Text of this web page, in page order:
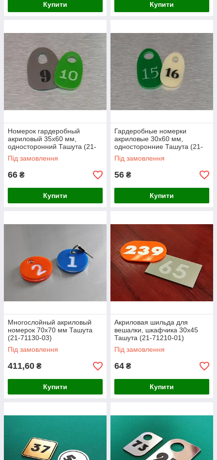
Купити Купити
Номерок гардеробный
акриловый 35х60 мм,
односторонний Ташута (21-
71050-04)
Під замовлення
66 ₴
Купити
Гардеробные номерки
акриловые 30х60 мм,
односторонние Ташута (21-
71080-04)
Під замовлення
56 ₴
Купити
Многослойный акриловый
номерок 70х70 мм Ташута
(21-71130-03)
Під замовлення
411,60 ₴
Купити
Акриловая шильда для
вешалки, шкафчика 30х45
Ташута (21-71210-01)
Під замовлення
64 ₴
Купити